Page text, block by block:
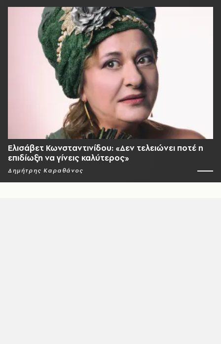
Ελισάβετ Κωνσταντινίδου: «Δεν τελειώνει ποτέ η
επιδίωξη να γίνεις καλύτερος»
Δημήτρης Καραθάνος